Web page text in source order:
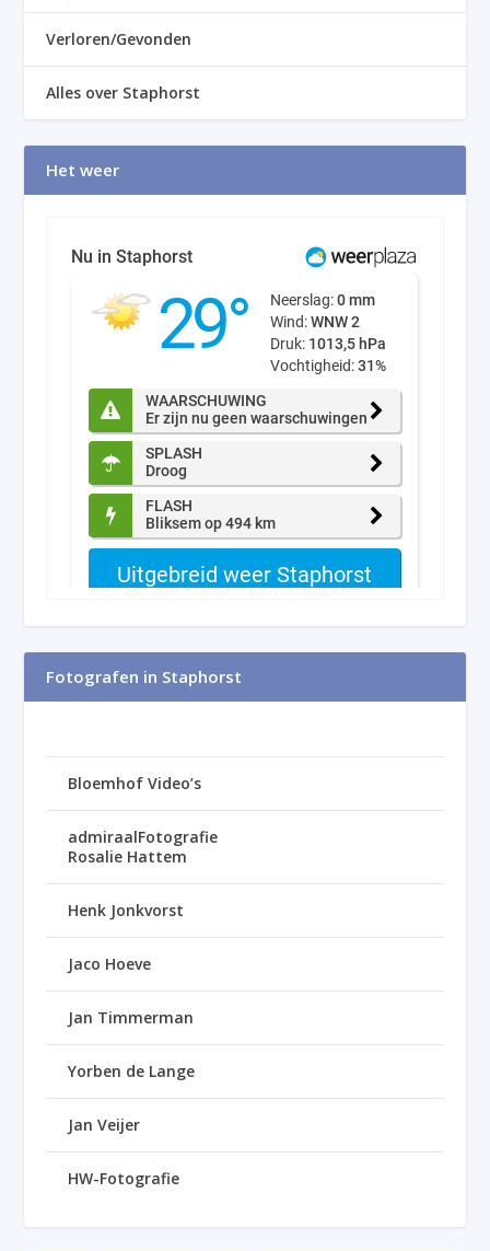
Verloren/Gevonden
Alles over Staphorst
Het weer
Fotografen in Staphorst
Bloemhof Video’s
admiraalFotografie
Rosalie Hattem
Henk Jonkvorst
Jaco Hoeve
Jan Timmerman
Yorben de Lange
Jan Veijer
HW-Fotografie